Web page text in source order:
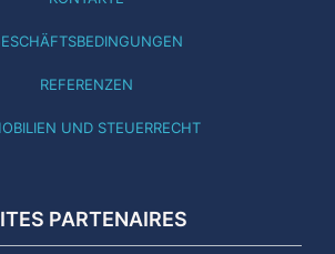
REFERENZEN
UND STEUERRECHT
PARTENAIRES